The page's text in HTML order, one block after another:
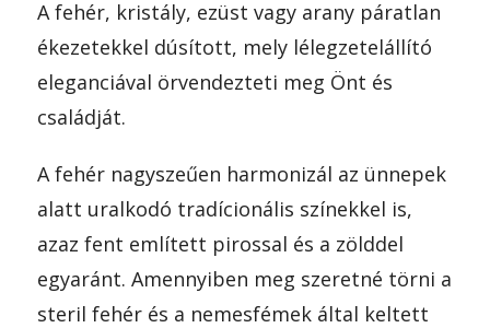
A fehér, kristály, ezüst vagy arany páratlan
ékezetekkel dúsított, mely lélegzetelállító
eleganciával örvendezteti meg Önt és
családját.
A fehér nagyszeűen harmonizál az ünnepek
alatt uralkodó tradícionális színekkel is,
azaz fent említett pirossal és a zölddel
egyaránt. Amennyiben meg szeretné törni a
steril fehér és a nemesfémek által keltett